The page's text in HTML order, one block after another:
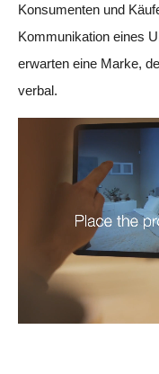
Konsumenten und
Kommunikation eines
erwarten eine Marke,
verbal.